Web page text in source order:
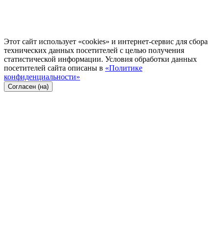
Этот сайт использует «cookies» и интернет-сервис для сбора
технических данных посетителей с целью получения
статистической информации. Условия обработки данных
посетителей сайта описаны в «Политике
конфиденциальности»
Согласен (на)